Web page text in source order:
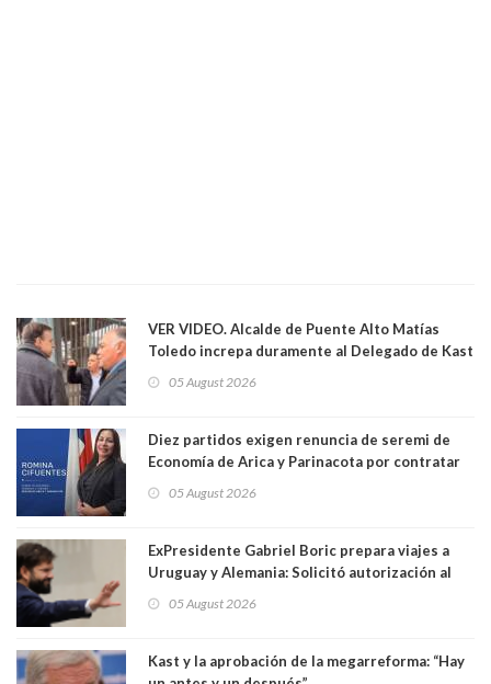
VER VIDEO. Alcalde de Puente Alto Matías
Toledo increpa duramente al Delegado de Kast
delegado nuevamente arrancando"
05 August 2026
Diez partidos exigen renuncia de seremi de
Economía de Arica y Parinacota por contratar
una militante de RN, detenida con 47 kilos de
05 August 2026
ExPresidente Gabriel Boric prepara viajes a
Uruguay y Alemania: Solicitó autorización al
05 August 2026
Kast y la aprobación de la megarreforma: “Hay